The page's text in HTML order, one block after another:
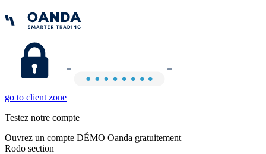
go to client zone
Testez notre compte
Ouvrez un compte DÉMO Oanda gratuitement
Rodo section